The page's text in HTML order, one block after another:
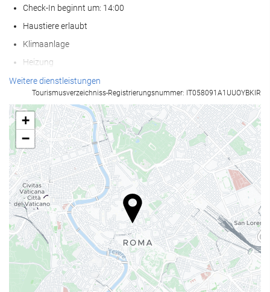
Check-In beginnt um: 14:00
Haustiere erlaubt
Klimaanlage
Heizung
Fahrstuhl
Zugang für Personen mit eingeschränkter Mobilität
Nichtraucher-Räume
Nichtraucherunterkunft (Alle öffentlichen und privaten Bereiche
sind Nichtraucherzonen)
Allergikerfreundliche Zimmer verfügbar
Schallisolierte Zimmer
Empfangsdienste
24-Stunden-Rezeption
Gepäckaufbewahrung
Safe
Express-Check-in/-out
Weitere dienstleistungen
Tourismusverzeichniss-Registrierungsnummer: IT058091A1UUOYBKIR
+
−